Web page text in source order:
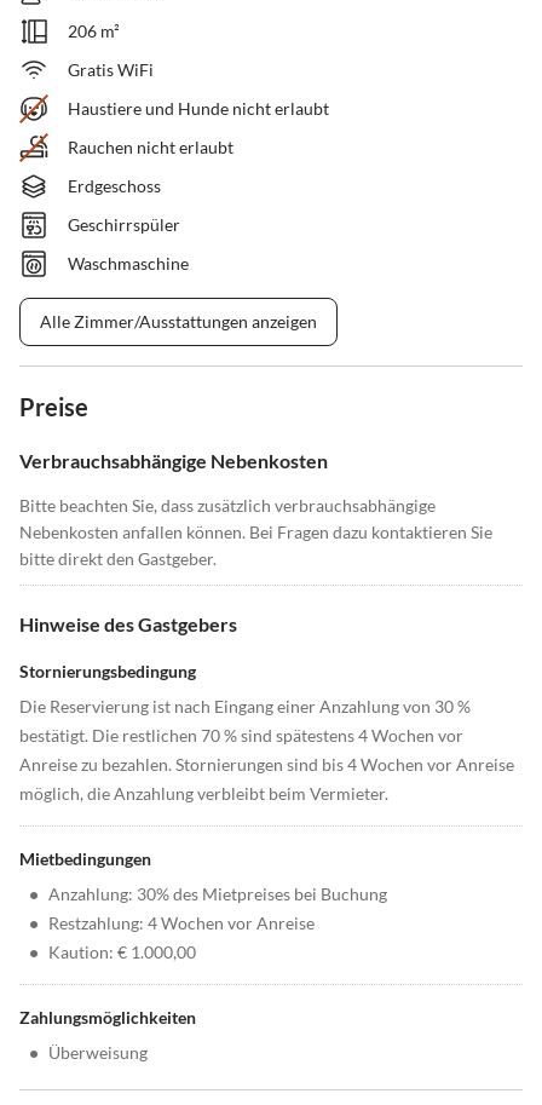
206 m²
Gratis WiFi
Haustiere und Hunde nicht erlaubt
Rauchen nicht erlaubt
Erdgeschoss
Geschirrspüler
Waschmaschine
Alle Zimmer/Ausstattungen anzeigen
Preise
Verbrauchsabhängige Nebenkosten
Bitte beachten Sie, dass zusätzlich verbrauchsabhängige
Nebenkosten anfallen können. Bei Fragen dazu kontaktieren Sie
bitte direkt den Gastgeber.
Hinweise des Gastgebers
Stornierungsbedingung
Die Reservierung ist nach Eingang einer Anzahlung von 30 %
bestätigt. Die restlichen 70 % sind spätestens 4 Wochen vor
Anreise zu bezahlen. Stornierungen sind bis 4 Wochen vor Anreise
möglich, die Anzahlung verbleibt beim Vermieter.
Mietbedingungen
• Anzahlung: 30% des Mietpreises bei Buchung
• Restzahlung: 4 Wochen vor Anreise
• Kaution: € 1.000,00
Zahlungsmöglichkeiten
• Überweisung